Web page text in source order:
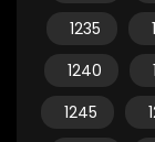
1235
1240
1245